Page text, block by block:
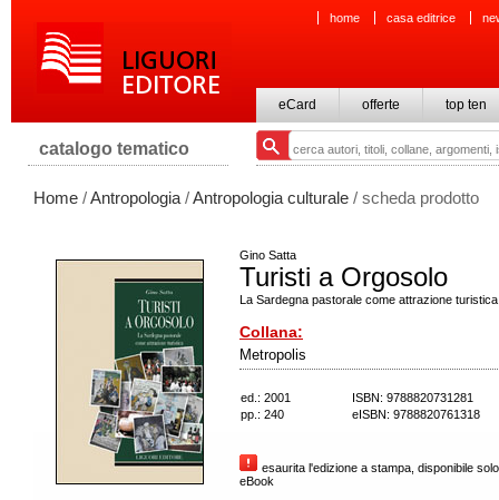
home casa editrice
eCard offerte top ten
catalogo tematico
Home /Antropologia /Antropologia culturale / scheda prodotto
Gino Satta
Turisti a Orgosolo
La Sardegna pastorale come attrazione turistica
Collana:
Metropolis
ed.: 2001
ISBN: 9788820731281
pp.: 240
eISBN: 9788820761318
esaurita l'edizione a stampa, disponibile
eBook